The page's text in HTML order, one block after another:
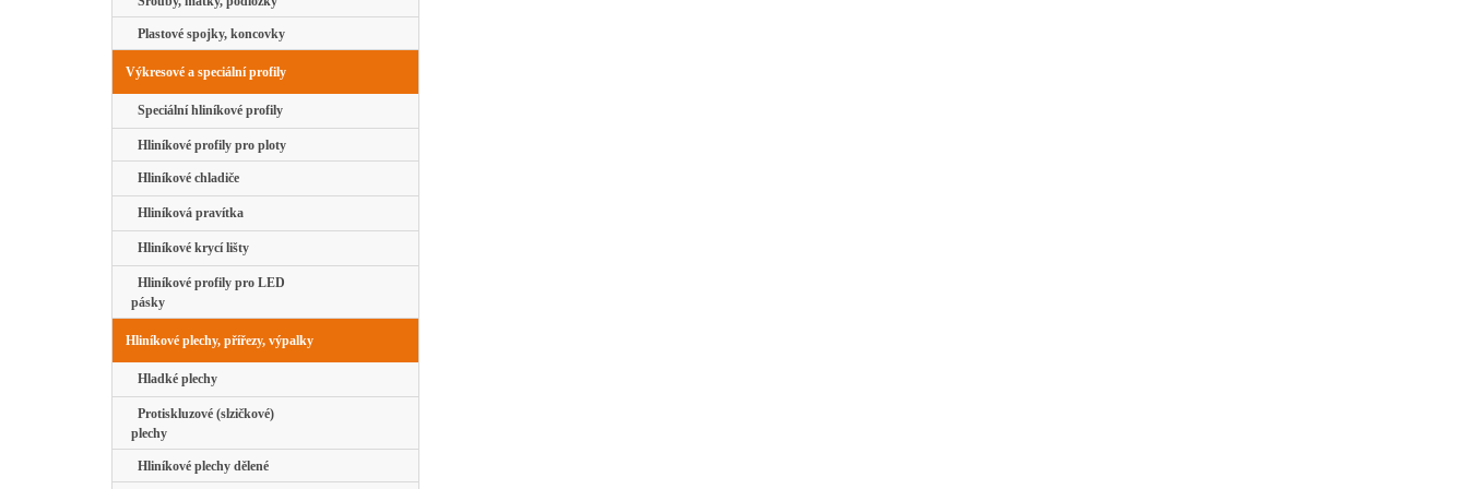
Plastové spojky, koncovky
Výkresové a speciální profily
Speciální hliníkové profily
Hliníkové profily pro ploty
Hliníkové chladiče
Hliníková pravítka
Hliníkové krycí lišty
Hliníkové profily pro LED
pásky
Hliníkové plechy, přířezy, výpalky
Hladké plechy
Protiskluzové (slzičkové)
plechy
Hliníkové plechy dělené